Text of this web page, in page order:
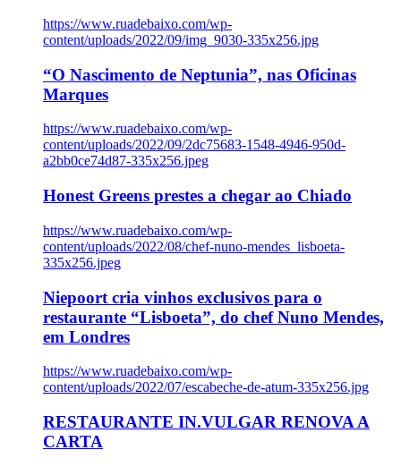
https://www.ruadebaixo.com/wp-
content/uploads/2022/09/img_9030-335x256.jpg
“O Nascimento de Neptunia”, nas Oficinas
Marques
https://www.ruadebaixo.com/wp-
content/uploads/2022/09/2dc75683-1548-4946-950d-
a2bb0ce74d87-335x256.jpeg
Honest Greens prestes a chegar ao Chiado
https://www.ruadebaixo.com/wp-
content/uploads/2022/08/chef-nuno-mendes_lisboeta-
335x256.jpeg
Niepoort cria vinhos exclusivos para o
restaurante “Lisboeta”, do chef Nuno Mendes,
em Londres
https://www.ruadebaixo.com/wp-
content/uploads/2022/07/escabeche-de-atum-335x256.jpg
RESTAURANTE IN.VULGAR RENOVA A
CARTA